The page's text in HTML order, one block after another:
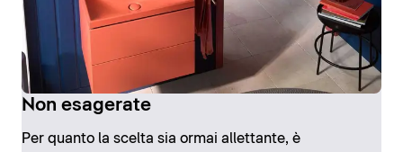
Non esagerate
Per quanto la scelta sia ormai allettante, è